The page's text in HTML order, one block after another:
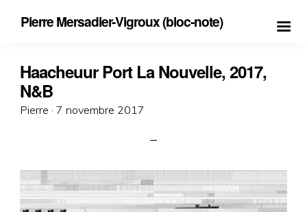
Pierre Mersadier-Vigroux (bloc-note)
Haacheuur Port La Nouvelle, 2017,
N&B
Pierre · Posted
7 novembre 2017